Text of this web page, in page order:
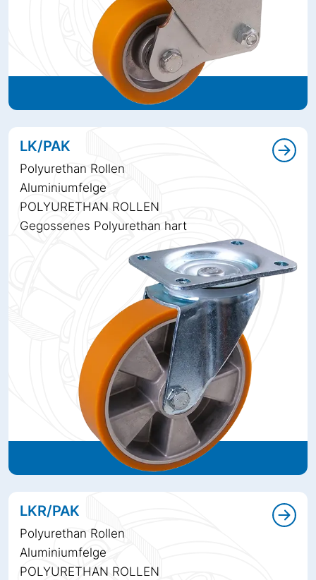
LK/PAK
Polyurethan Rollen
Aluminiumfelge
POLYURETHAN ROLLEN
Gegossenes Polyurethan hart
LKR/PAK
Polyurethan Rollen
Aluminiumfelge
POLYURETHAN ROLLEN